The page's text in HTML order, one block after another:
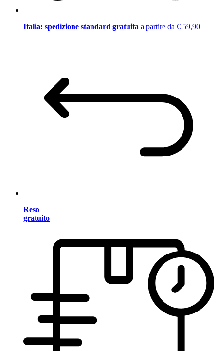
Italia: spedizione standard gratuita a partire da € 59,90
Reso
gratuito